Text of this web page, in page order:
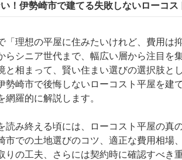
！伊勢崎市で建てる失敗しないローコス
「理想の平屋に住みたいけれど、費用は
らシニア世代まで、幅広い層から注目を
と相まって、賢い住まい選びの選択肢と
勢崎市で後悔しないローコスト平屋を建
網羅的に解説します。
読み終える頃には、ローコスト平屋の真
市での土地選びのコツ、適正な費用相場
りの工夫、さらには契約時に確認すべき